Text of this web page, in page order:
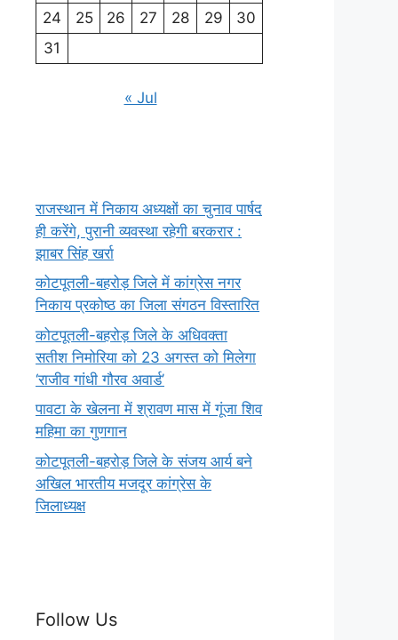
24
25 26 27 28 29
30
31
« Jul
राजस्थान में निकाय अध्यक्षों का चुनाव पार्षद
ही करेंगे, पुरानी व्यवस्था रहेगी बरकरार :
झाबर सिंह खर्रा
कोटपूतली-बहरोड़ जिले में कांग्रेस नगर
निकाय प्रकोष्ठ का जिला संगठन विस्तारित
कोटपूतली-बहरोड़ जिले के अधिवक्ता
सतीश निमोरिया को 23 अगस्त को मिलेगा
‘राजीव गांधी गौरव अवार्ड’
पावटा के खेलना में श्रावण मास में गूंजा शिव
महिमा का गुणगान
कोटपूतली-बहरोड़ जिले के संजय आर्य बने
अखिल भारतीय मजदूर कांग्रेस के
जिलाध्यक्ष
Follow Us